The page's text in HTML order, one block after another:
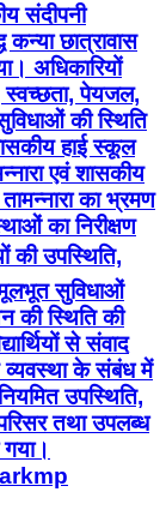
संदीपनी
कन्या छात्रावास
अधिकारियों
स्वच्छता, पेयजल,
की स्थिति
हाई स्कूल
एवं शासकीय
का भ्रमण
का निरीक्षण
की उपस्थिति,
मूलभूत सुविधाओं
की स्थिति की
से संवाद
व्यवस्था के संबंध में
उपस्थिति,
परिसर तथा उपलब्ध